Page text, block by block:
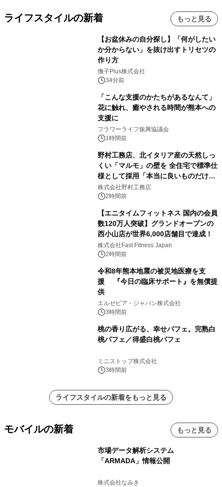
ライフスタイルの新着 もっと見る
【お盆休みの自分探し】「何がしたい
か分からない」を抜け出すトリセツの
作り方
撫子Plus株式会社
34分前
「こんな支援のかたちがあるなんて」
花に触れ、癒やされる時間が熊本への
支援に
フラワーライフ振興協議会
1時間前
野村工務店、北イタリア産の天然しっ
くい「マルモ」の壁を 全住宅で標準仕
様として採用「本当に良いものだけに
こだわる」
株式会社野村工務店
2時間前
【エニタイムフィットネス 国内の会員
数120万人突破】グランドオープンの
西小山店が世界6,000店舗目で達成！
株式会社Fast Fitness Japan
2時間前
令和8年熊本地震の被災地医療を支
援 『今日の臨床サポート』を無償提
供
エルゼビア・ジャパン株式会社
3時間前
桃の香り広がる、幸せパフェ。完熟白
桃パフェ／得盛白桃パフェ
ミニストップ株式会社
3時間前
ライフスタイルの新着をもっと見る
モバイルの新着 もっと見る
市場データ解析システム
「ARMADA」情報公開
株式会社なみき